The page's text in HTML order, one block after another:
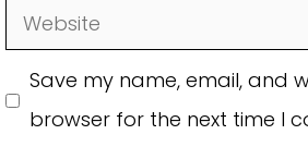
Website
Save my name, email, and
browser for the next time I